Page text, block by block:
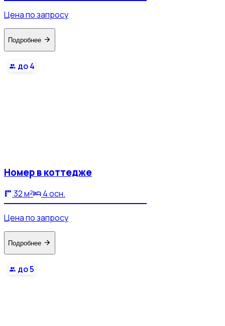
Цена по запросу
Подробнее
до 4
Номер в коттедже
32 м² 4 осн.
Цена по запросу
Подробнее
до 5